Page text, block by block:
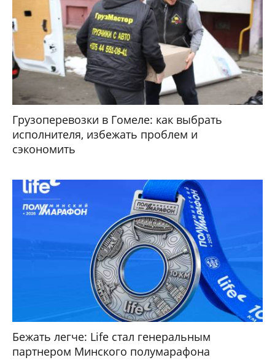
Грузоперевозки в Гомеле: как выбрать
исполнителя, избежать проблем и
сэкономить
Бежать легче: Life стал генеральным
партнером Минского полумарафона